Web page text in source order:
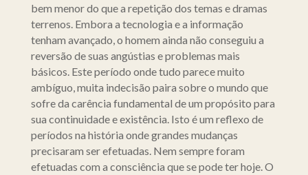
bem menor do que a repetição dos temas e dramas
terrenos. Embora a tecnologia e a informação
tenham avançado, o homem ainda não conseguiu a
reversão de suas angústias e problemas mais
básicos. Este período onde tudo parece muito
ambíguo, muita indecisão paira sobre o mundo que
sofre da carência fundamental de um propósito para
sua continuidade e existência. Isto é um reflexo de
períodos na história onde grandes mudanças
precisaram ser efetuadas. Nem sempre foram
efetuadas com a consciência que se pode ter hoje. O